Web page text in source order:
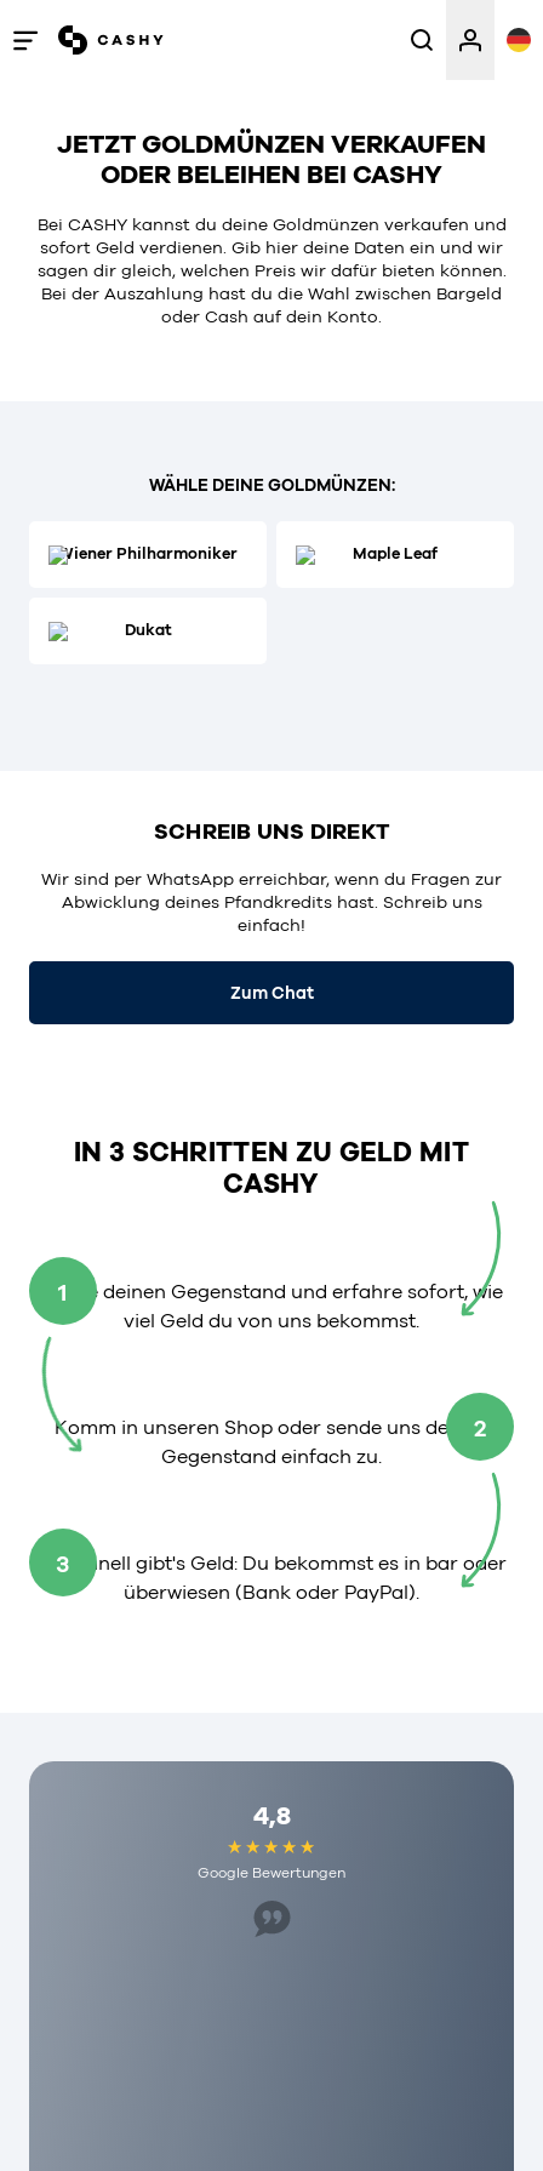
Menü
schließen
JETZT GOLDMÜNZEN VERKAUFEN
ODER BELEIHEN BEI CASHY
Bei CASHY kannst du deine Goldmünzen verkaufen und
sofort Geld verdienen. Gib hier deine Daten ein und wir
sagen dir gleich, welchen Preis wir dafür bieten können.
Bei der Auszahlung hast du die Wahl zwischen Bargeld
oder Cash auf dein Konto.
WÄHLE DEINE GOLDMÜNZEN:
Wiener Philharmoniker Maple Leaf
Dukat
SCHREIB UNS DIREKT
Wir sind per WhatsApp erreichbar, wenn du Fragen zur
Abwicklung deines Pfandkredits hast. Schreib uns
einfach!
Zum Chat
IN 3 SCHRITTEN ZU GELD MIT
CASHY
1
Wähle deinen Gegenstand und erfahre sofort, wie
viel Geld du von uns bekommst.
2
Komm in unseren Shop oder sende uns deinen
Gegenstand einfach zu.
3
So schnell gibt's Geld: Du bekommst es in bar oder
überwiesen (Bank oder PayPal).
4,8
Google Bewertungen